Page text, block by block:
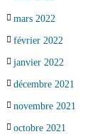
mars 2022
février 2022
janvier 2022
décembre 2021
novembre 2021
octobre 2021